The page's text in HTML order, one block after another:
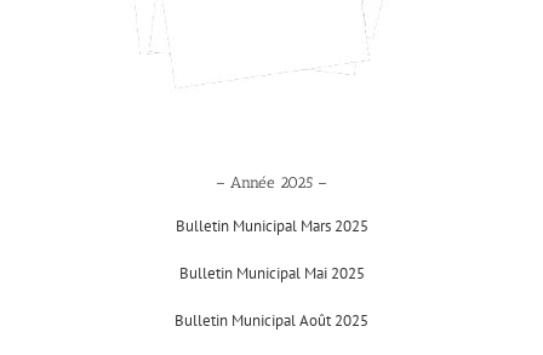
– Année 2025 –
Bulletin Municipal Mars 2025
Bulletin Municipal Mai 2025
Bulletin Municipal Août 2025